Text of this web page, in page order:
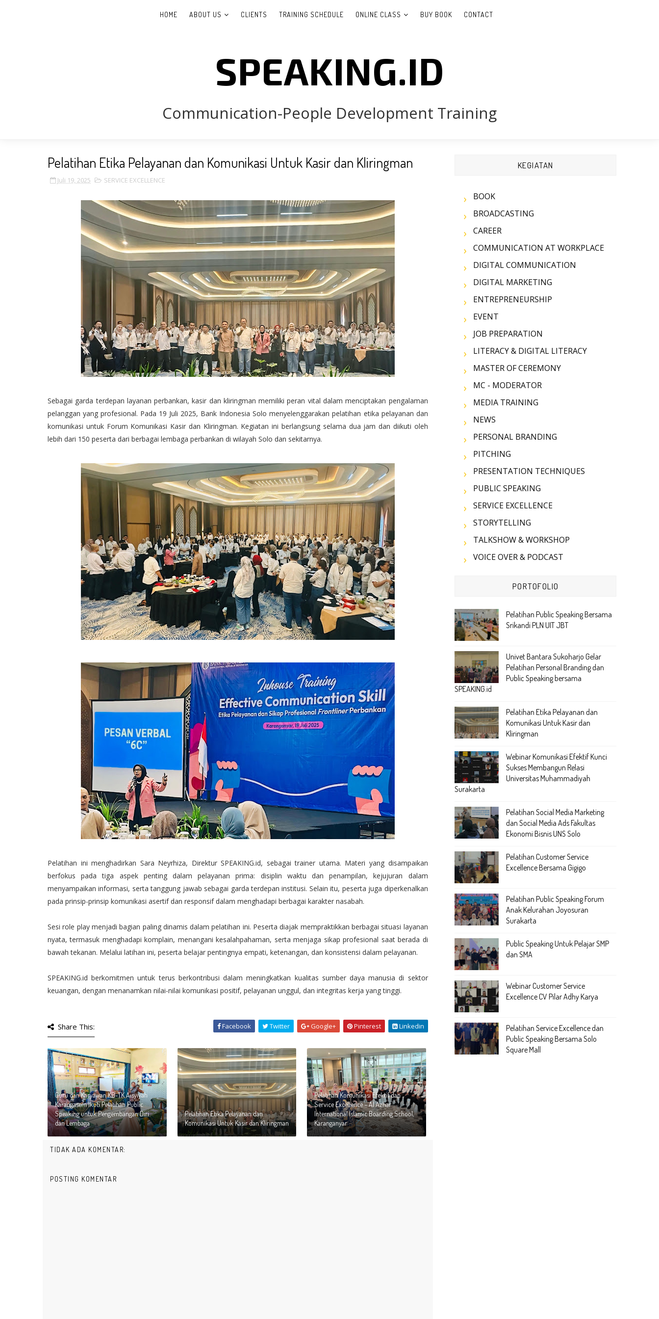
HOME ABOUT US CLIENTS TRAINING SCHEDULE ONLINE CLASS BUY BOOK CONTACT
SPEAKING.ID
Communication-People Development Training
Pelatihan Etika Pelayanan dan Komunikasi Untuk Kasir dan Kliringman
Juli 19, 2025 SERVICE EXCELLENCE
Sebagai garda terdepan layanan perbankan, kasir dan kliringman memiliki peran vital dalam menciptakan pengalaman
pelanggan yang profesional. Pada 19 Juli 2025, Bank Indonesia Solo menyelenggarakan pelatihan etika pelayanan dan
komunikasi untuk Forum Komunikasi Kasir dan Kliringman. Kegiatan ini berlangsung selama dua jam dan diikuti oleh
lebih dari 150 peserta dari berbagai lembaga perbankan di wilayah Solo dan sekitarnya.
Pelatihan ini menghadirkan Sara Neyrhiza, Direktur SPEAKING.id, sebagai trainer utama. Materi yang disampaikan
berfokus pada tiga aspek penting dalam pelayanan prima: disiplin waktu dan penampilan, kejujuran dalam
menyampaikan informasi, serta tanggung jawab sebagai garda terdepan institusi. Selain itu, peserta juga diperkenalkan
pada prinsip-prinsip komunikasi asertif dan responsif dalam menghadapi berbagai karakter nasabah.
Sesi role play menjadi bagian paling dinamis dalam pelatihan ini. Peserta diajak mempraktikkan berbagai situasi layanan
nyata, termasuk menghadapi komplain, menangani kesalahpahaman, serta menjaga sikap profesional saat berada di
bawah tekanan. Melalui latihan ini, peserta belajar pentingnya empati, ketenangan, dan konsistensi dalam pelayanan.
SPEAKING.id berkomitmen untuk terus berkontribusi dalam meningkatkan kualitas sumber daya manusia di sektor
keuangan, dengan menanamkan nilai-nilai komunikasi positif, pelayanan unggul, dan integritas kerja yang tinggi.
Share This: Facebook Twitter Google+ Pinterest Linkedin
Guru dan Karyawan KB-TK Aisyiyah
Karangasem Ikuti Pelatihan Public
Speaking untuk Pengembangan Diri
dan Lembaga
Pelatihan Etika Pelayanan dan
Komunikasi Untuk Kasir dan Kliringman
Pelatihan Komunikasi Efektif dan
Service Excellence – Al Azhar
International Islamic Boarding School,
Karanganyar
TIDAK ADA KOMENTAR:
POSTING KOMENTAR
KEGIATAN
BOOK
BROADCASTING
CAREER
COMMUNICATION AT WORKPLACE
DIGITAL COMMUNICATION
DIGITAL MARKETING
ENTREPRENEURSHIP
EVENT
JOB PREPARATION
LITERACY & DIGITAL LITERACY
MASTER OF CEREMONY
MC - MODERATOR
MEDIA TRAINING
NEWS
PERSONAL BRANDING
PITCHING
PRESENTATION TECHNIQUES
PUBLIC SPEAKING
SERVICE EXCELLENCE
STORYTELLING
TALKSHOW & WORKSHOP
VOICE OVER & PODCAST
PORTOFOLIO
Pelatihan Public Speaking Bersama
Srikandi PLN UIT JBT
Univet Bantara Sukoharjo Gelar
Pelatihan Personal Branding dan
Public Speaking bersama
SPEAKING.id
Pelatihan Etika Pelayanan dan
Komunikasi Untuk Kasir dan
Kliringman
Webinar Komunikasi Efektif Kunci
Sukses Membangun Relasi
Universitas Muhammadiyah
Surakarta
Pelatihan Social Media Marketing
dan Social Media Ads Fakultas
Ekonomi Bisnis UNS Solo
Pelatihan Customer Service
Excellence Bersama Gigigo
Pelatihan Public Speaking Forum
Anak Kelurahan Joyosuran
Surakarta
Public Speaking Untuk Pelajar SMP
dan SMA
Webinar Customer Service
Excellence CV Pilar Adhy Karya
Pelatihan Service Excellence dan
Public Speaking Bersama Solo
Square Mall